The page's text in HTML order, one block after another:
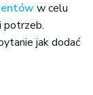
w celu
potrzeb.
jak dodać